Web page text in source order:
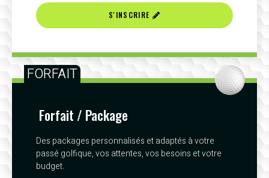
S'INSCRIRE
FORFAIT
Forfait / Package
Des packages personnalisés et adaptés à votre
passé golfique, vos attentes, vos besoins et votre
budget.